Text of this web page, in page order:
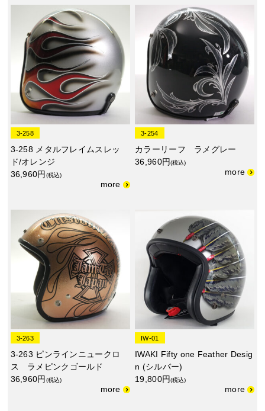
3-258
3-258 メタルフレイムスレッ
ド/オレンジ
36,960円 (税込)
3-254
カラーリーフ ラメグレー
36,960円(税込)
3-263
3-263 ピンラインニュークロ
ス ラメピンクゴールド
36,960円 (税込)
IW-01
IWAKI Fifty one Feather Desig
n (シルバー)
19,800円(税込)